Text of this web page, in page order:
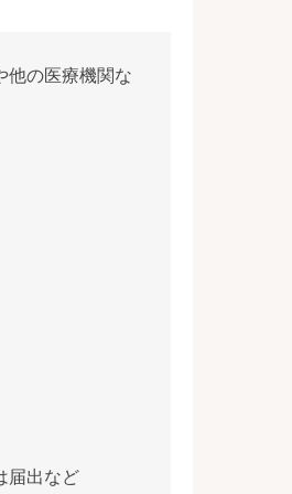
他の医療機関な
届出など